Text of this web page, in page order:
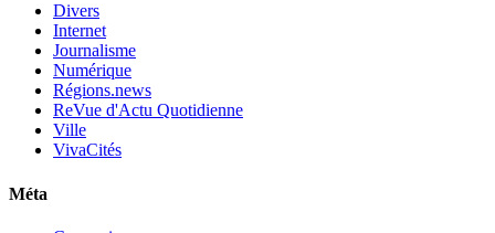
Divers
Internet
Journalisme
Numérique
Régions.news
ReVue d'Actu Quotidienne
Ville
VivaCités
Méta